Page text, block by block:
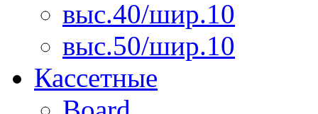
выс.40/шир.10
выс.50/шир.10
Кассетные